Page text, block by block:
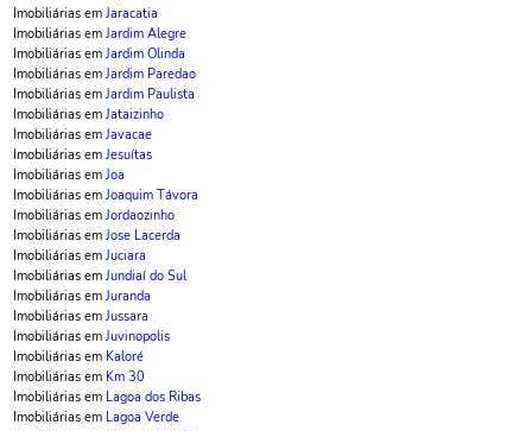
Imobiliárias em Jaracatia
Imobiliárias em Jardim Alegre
Imobiliárias em Jardim Olinda
Imobiliárias em Jardim Paredao
Imobiliárias em Jardim Paulista
Imobiliárias em Jataizinho
Imobiliárias em Javacae
Imobiliárias em Jesuítas
Imobiliárias em Joa
Imobiliárias em Joaquim Távora
Imobiliárias em Jordaozinho
Imobiliárias em Jose Lacerda
Imobiliárias em Juciara
Imobiliárias em Jundiaí do Sul
Imobiliárias em Juranda
Imobiliárias em Jussara
Imobiliárias em Juvinopolis
Imobiliárias em Kaloré
Imobiliárias em Km 30
Imobiliárias em Lagoa dos Ribas
Imobiliárias em Lagoa Verde